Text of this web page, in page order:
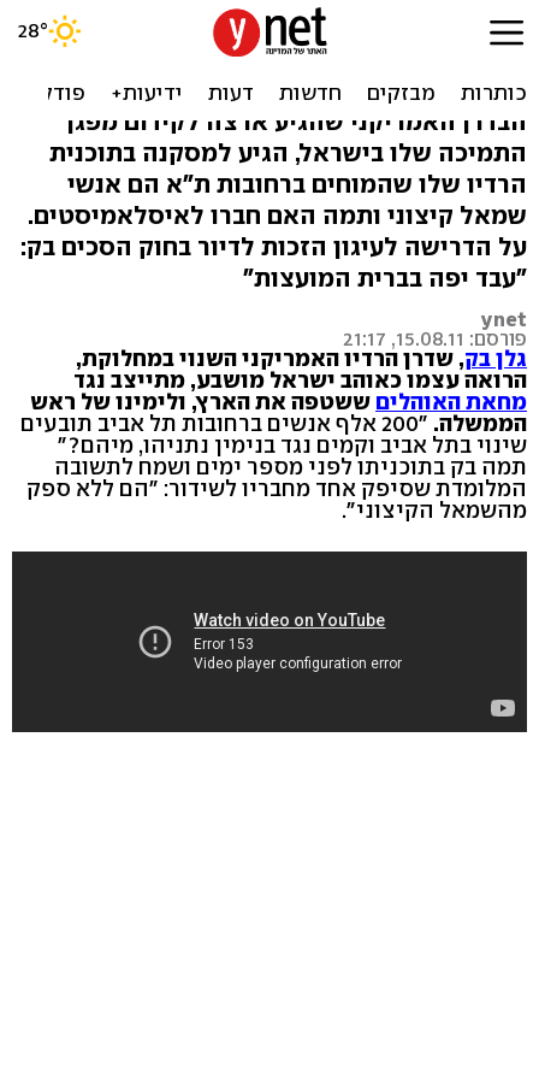
גלן בק על מחאת האוהלים:
לבנות ביהודה ושומרון
הבדרן האמריקני שהגיע ארצה לקידום מפגן
התמיכה שלו בישראל, הגיע למסקנה בתוכנית
הרדיו שלו שהמוחים ברחובות ת"א הם אנשי
שמאל קיצוני ותמה האם חברו לאיסלאמיסטים.
על הדרישה לעיגון הזכות לדיור בחוק הסכים בק:
"עבד יפה בברית המועצות"
ynet
פורסם: 15.08.11, 21:17
גלן בק, שדרן הרדיו האמריקני השנוי במחלוקת,
הרואה עצמו כאוהב ישראל מושבע, מתייצב נגד
מחאת האוהלים ששטפה את הארץ, ולימינו של ראש
הממשלה. "200 אלף אנשים ברחובות תל אביב תובעים
שינוי בתל אביב וקמים נגד בנימין נתניהו, מיהם?"
תמה בק בתוכניתו לפני מספר ימים ושמח לתשובה
המלומדת שסיפק אחד מחבריו לשידור: "הם ללא ספק
מהשמאל הקיצוני".